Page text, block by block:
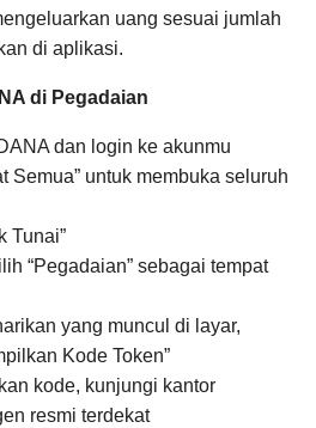
uang sesuai jumlah
di aplikasi.
di Pegadaian
dan login ke akunmu
Semua” untuk membuka seluruh
Tunai”
“Pegadaian” sebagai tempat
yang muncul di layar,
Kode Token”
kode, kunjungi kantor
resmi terdekat